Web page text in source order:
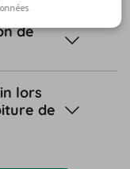
de
lors
de